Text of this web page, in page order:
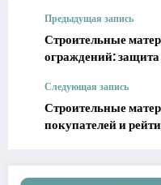
Предыдущая запись
Строительные
ограждений: защита
Следующая запись
Строительные
покупателей и